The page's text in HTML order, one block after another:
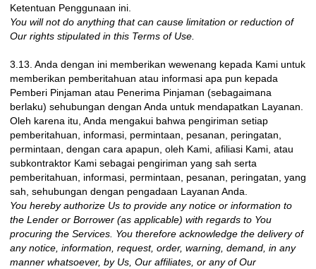
Ketentuan Penggunaan ini.
You will not do anything that can cause limitation or reduction of
Our rights stipulated in this Terms of Use.
3.13. Anda dengan ini memberikan wewenang kepada Kami untuk
memberikan pemberitahuan atau informasi apa pun kepada
Pemberi Pinjaman atau Penerima Pinjaman (sebagaimana
berlaku) sehubungan dengan Anda untuk mendapatkan Layanan.
Oleh karena itu, Anda mengakui bahwa pengiriman setiap
pemberitahuan, informasi, permintaan, pesanan, peringatan,
permintaan, dengan cara apapun, oleh Kami, afiliasi Kami, atau
subkontraktor Kami sebagai pengiriman yang sah serta
pemberitahuan, informasi, permintaan, pesanan, peringatan, yang
sah, sehubungan dengan pengadaan Layanan Anda.
You hereby authorize Us to provide any notice or information to
the Lender or Borrower (as applicable) with regards to You
procuring the Services. You therefore acknowledge the delivery of
any notice, information, request, order, warning, demand, in any
manner whatsoever, by Us, Our affiliates, or any of Our